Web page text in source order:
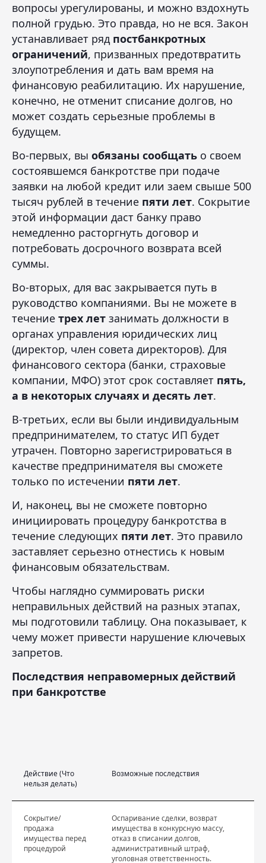
вопросы урегулированы, и можно вздохнуть
полной грудью. Это правда, но не вся. Закон
устанавливает ряд постбанкротных
ограничений, призванных предотвратить
злоупотребления и дать вам время на
финансовую реабилитацию. Их нарушение,
конечно, не отменит списание долгов, но
может создать серьезные проблемы в
будущем.
Во-первых, вы обязаны сообщать о своем
состоявшемся банкротстве при подаче
заявки на любой кредит или заем свыше 500
тысяч рублей в течение пяти лет. Сокрытие
этой информации даст банку право
немедленно расторгнуть договор и
потребовать досрочного возврата всей
суммы.
Во-вторых, для вас закрывается путь в
руководство компаниями. Вы не можете в
течение трех лет занимать должности в
органах управления юридических лиц
(директор, член совета директоров). Для
финансового сектора (банки, страховые
компании, МФО) этот срок составляет пять,
а в некоторых случаях и десять лет.
В-третьих, если вы были индивидуальным
предпринимателем, то статус ИП будет
утрачен. Повторно зарегистрироваться в
качестве предпринимателя вы сможете
только по истечении пяти лет.
И, наконец, вы не сможете повторно
инициировать процедуру банкротства в
течение следующих пяти лет. Это правило
заставляет серьезно отнестись к новым
финансовым обязательствам.
Чтобы наглядно суммировать риски
неправильных действий на разных этапах,
мы подготовили таблицу. Она показывает, к
чему может привести нарушение ключевых
запретов.
Последствия неправомерных действий
при банкротстве
Действие (Что
нельзя делать)
Возможные последствия
Сокрытие/
продажа
имущества перед
процедурой
Оспаривание сделки, возврат
имущества в конкурсную массу,
отказ в списании долгов,
административный штраф,
уголовная ответственность.